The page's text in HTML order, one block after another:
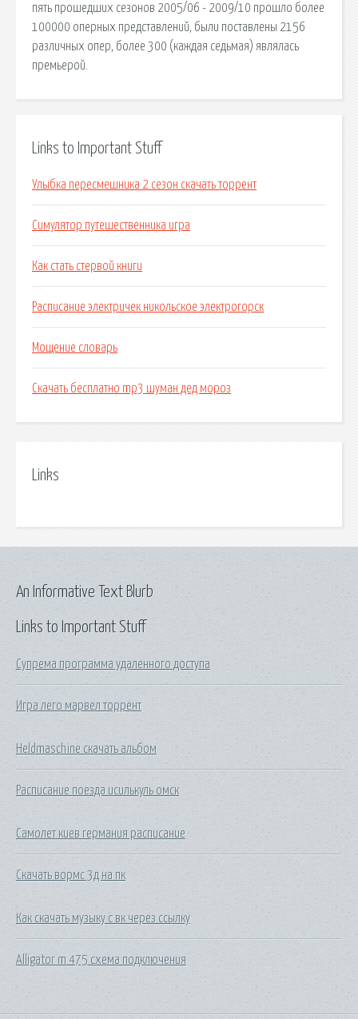
пять прошедших сезонов 2005/06 - 2009/10 прошло более
100000 оперных представлений, были поставлены 2156
различных опер, более 300 (каждая седьмая) являлась
премьерой.
Links to Important Stuff
Улыбка пересмешника 2 сезон скачать торрент
Симулятор путешественника игра
Как стать стервой книги
Расписание электричек никольское электрогорск
Мощение словарь
Скачать бесплатно mp3 шуман дед мороз
Links
Links to Important Stuff
Супрема программа удаленного доступа
Игра лего марвел торрент
Heldmaschine скачать альбом
Расписание поезда исилькуль омск
Самолет киев германия расписание
Скачать вормс 3д на пк
Как скачать музыку с вк через ссылку
Alligator m 475 схема подключения
An Informative Text Blurb